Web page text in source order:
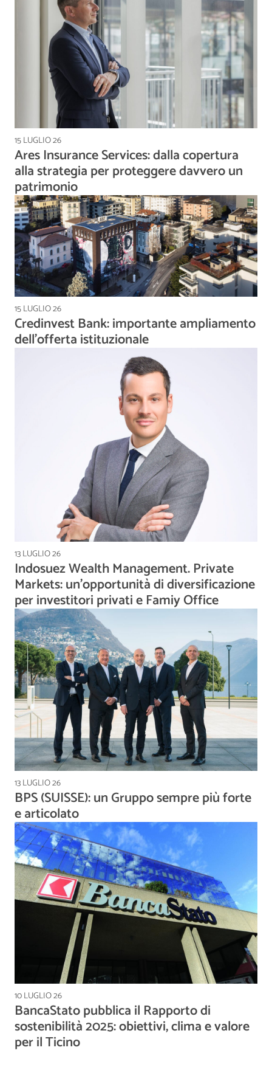
15 LUGLIO 26
Ares Insurance Services: dalla copertura
alla strategia per proteggere davvero un
patrimonio
15 LUGLIO 26
Credinvest Bank: importante ampliamento
dell’offerta istituzionale
13 LUGLIO 26
Indosuez Wealth Management. Private
Markets: un’opportunità di diversificazione
per investitori privati e Famiy Office
13 LUGLIO 26
BPS (SUISSE): un Gruppo sempre più forte
e articolato
10 LUGLIO 26
BancaStato pubblica il Rapporto di
sostenibilità 2025: obiettivi, clima e valore
per il Ticino